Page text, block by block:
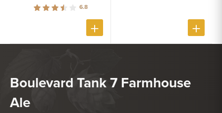
6.8
Boulevard Tank 7 Farmhouse
Ale